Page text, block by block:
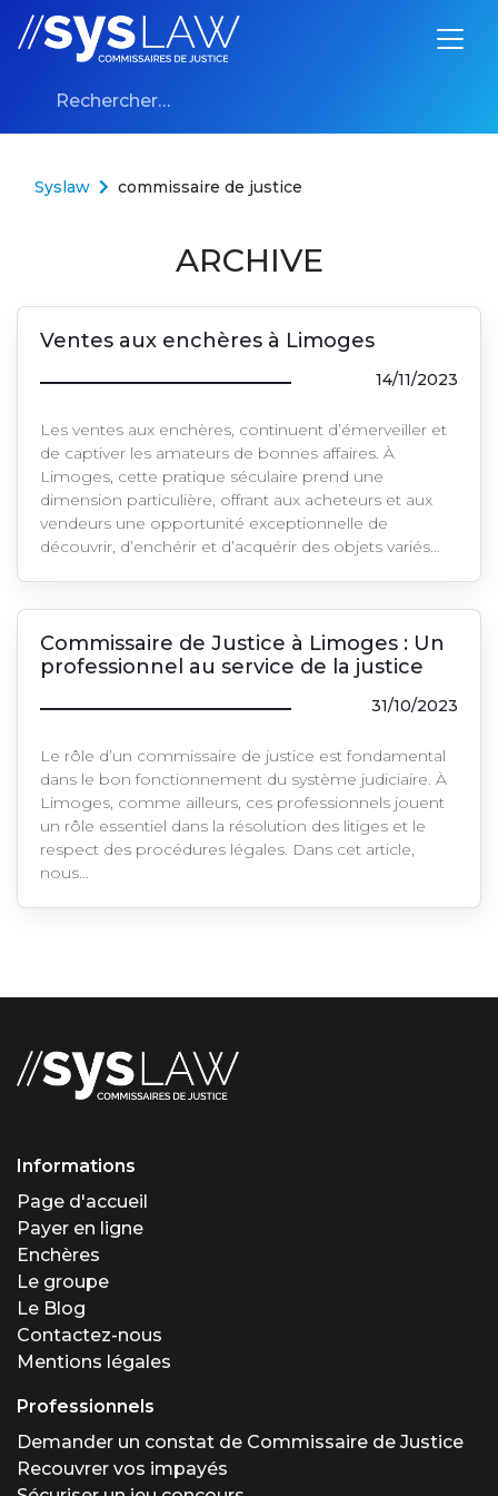
Aller au contenu
Rechercher :
Syslaw commissaire de justice
ARCHIVE
Ventes aux enchères à Limoges
14/11/2023
Les ventes aux enchères, continuent d’émerveiller et
de captiver les amateurs de bonnes affaires. À
Limoges, cette pratique séculaire prend une
dimension particulière, offrant aux acheteurs et aux
vendeurs une opportunité exceptionnelle de
découvrir, d’enchérir et d’acquérir des objets variés…
Commissaire de Justice à Limoges : Un
professionnel au service de la justice
31/10/2023
Le rôle d’un commissaire de justice est fondamental
dans le bon fonctionnement du système judiciaire. À
Limoges, comme ailleurs, ces professionnels jouent
un rôle essentiel dans la résolution des litiges et le
respect des procédures légales. Dans cet article,
nous…
Informations
Page d'accueil
Payer en ligne
Enchères
Le groupe
Le Blog
Contactez-nous
Mentions légales
Professionnels
Demander un constat de Commissaire de Justice
Recouvrer vos impayés